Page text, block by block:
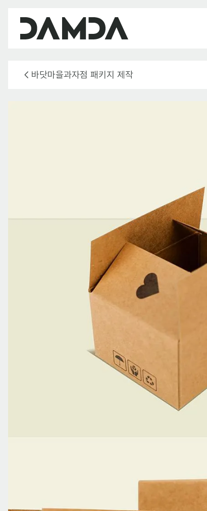
바닷마을과자점 패키지 제작